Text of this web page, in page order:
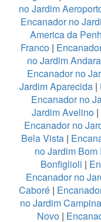
no Jardim
Encanador no
America da
Franco|
no Jardim
Encanador no
Jardim Aparecida |
Encanador no
Jardim Avelino|
Encanador no
Bela Vista|
no Jardim Bom
Bonfiglioli |
Encanador no
Caboré|
no Jardim
Novo|